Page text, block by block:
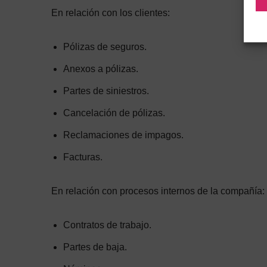
En relación con los clientes:
Pólizas de seguros.
Anexos a pólizas.
Partes de siniestros.
Cancelación de pólizas.
Reclamaciones de impagos.
Facturas.
En relación con procesos internos de la compañía:
Contratos de trabajo.
Partes de baja.